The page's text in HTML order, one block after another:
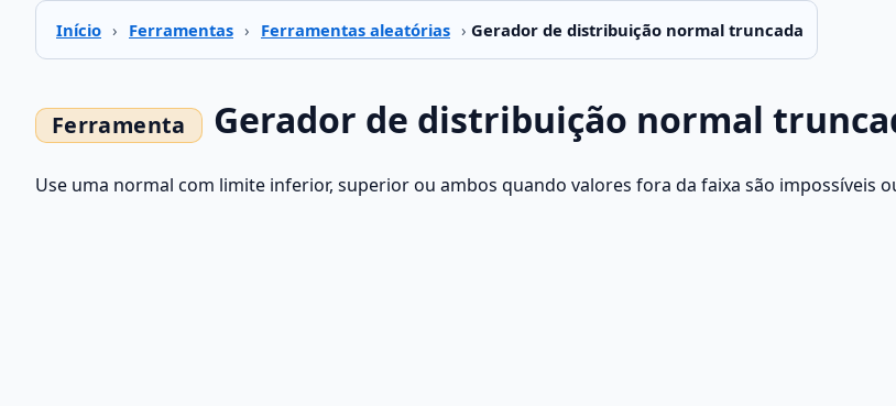
Início › Ferramentas › Ferramentas aleatórias › Gerador de distribuição normal truncada
Gerador de distribuição normal
Use uma normal com limite inferior, superior ou ambos quando valores fora da faixa são impossíveis